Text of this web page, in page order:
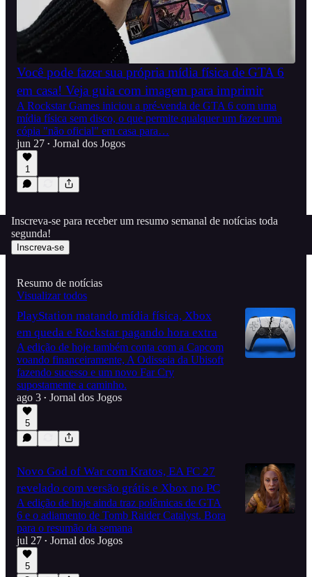
Você pode fazer sua própria mídia física de GTA 6
em casa! Veja guia com imagem para imprimir
A Rockstar Games iniciou a pré-venda de GTA 6 com uma
mídia física sem disco, o que permite qualquer um fazer uma
cópia "não oficial" em casa para…
jun 27 • Jornal dos Jogos
1
Inscreva-se para receber um resumo semanal de notícias toda
segunda!
Inscreva-se
Resumo de notícias
Visualizar todos
PlayStation matando mídia física, Xbox
em queda e Rockstar pagando hora extra
A edição de hoje também conta com a Capcom
voando financeiramente, A Odisseia da Ubisoft
fazendo sucesso e um novo Far Cry
supostamente a caminho.
ago 3 • Jornal dos Jogos
5
Novo God of War com Kratos, EA FC 27
revelado com versão grátis e Xbox no PC
A edição de hoje ainda traz polêmicas de GTA
6 e o adiamento de Tomb Raider Catalyst. Bora
para o resumão da semana
jul 27 • Jornal dos Jogos
5